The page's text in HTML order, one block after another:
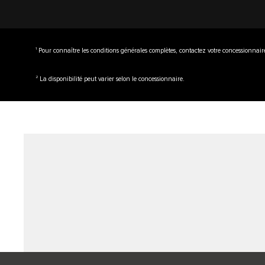
1 Pour connaître les conditions générales complètes, contactez votre
2 La disponibilité peut varier selon le concessionnaire.